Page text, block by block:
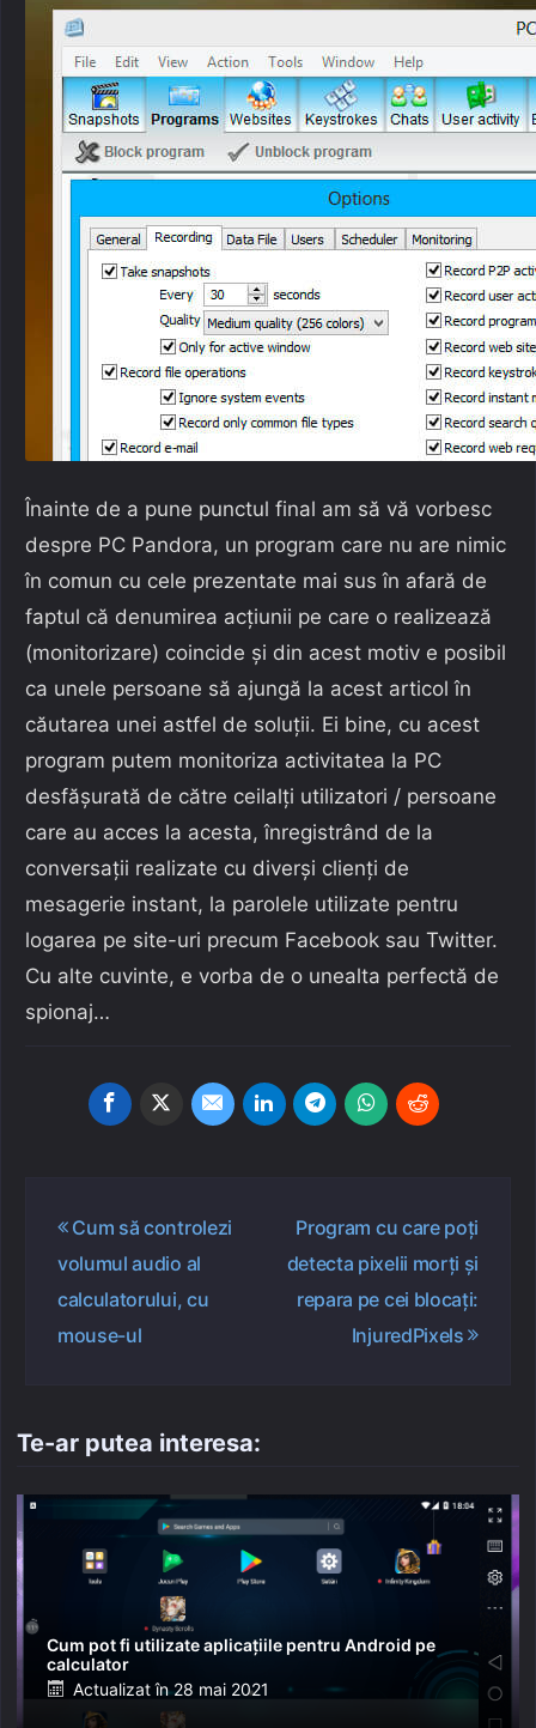
Înainte de a pune punctul final am să vă vorbesc
despre PC Pandora, un program care nu are nimic
în comun cu cele prezentate mai sus în afară de
faptul că denumirea acțiunii pe care o realizează
(monitorizare) coincide și din acest motiv e posibil
ca unele persoane să ajungă la acest articol în
căutarea unei astfel de soluții. Ei bine, cu acest
program putem monitoriza activitatea la PC
desfășurată de către ceilalți utilizatori / persoane
care au acces la acesta, înregistrând de la
conversații realizate cu diverși clienți de
mesagerie instant, la parolele utilizate pentru
logarea pe site-uri precum Facebook sau Twitter.
Cu alte cuvinte, e vorba de o unealta perfectă de
spionaj…
Navigare
articole
Cum să controlezi
volumul audio al
calculatorului, cu
mouse-ul
Program cu care poți
detecta pixelii morți și
repara pe cei blocați:
InjuredPixels
Te-ar putea interesa:
Cum pot fi utilizate aplicațiile pentru Android pe
calculator
Posted
on
Actualizat în 28 mai 2021